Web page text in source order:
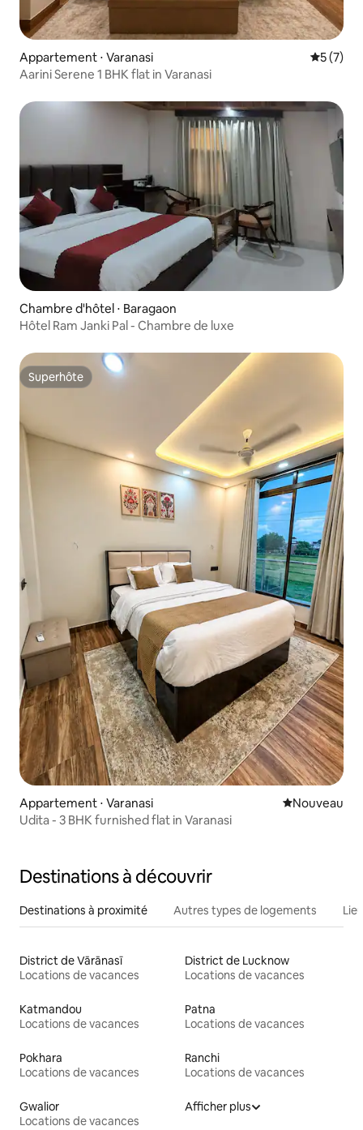
Appartement ⋅ Varanasi
5 (7)
Aarini Serene 1 BHK flat in Varanasi
Chambre d'hôtel ⋅ Baragaon
Hôtel Ram Janki Pal - Chambre de luxe
Superhôte
Superhôte
Appartement ⋅ Varanasi Nouvel
Nouveau
Udita - 3 BHK furnished flat in Varanasi
Destinations à découvrir
Destinations à proximité Autres types de logements
District de Vārānasī
Locations de vacances
District de Lucknow
Locations de vacances
Katmandou
Locations de vacances
Patna
Locations de vacances
Pokhara
Locations de vacances
Ranchi
Locations de vacances
Gwalior
Locations de vacances
Afficher plus